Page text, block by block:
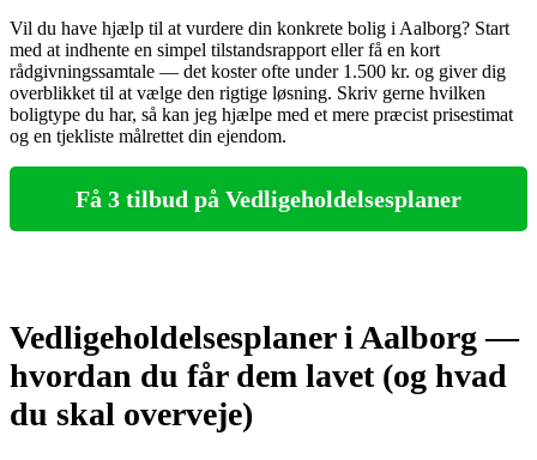
Vil du have hjælp til at vurdere din konkrete bolig i Aalborg? Start
med at indhente en simpel tilstandsrapport eller få en kort
rådgivningssamtale — det koster ofte under 1.500 kr. og giver dig
overblikket til at vælge den rigtige løsning. Skriv gerne hvilken
boligtype du har, så kan jeg hjælpe med et mere præcist prisestimat
og en tjekliste målrettet din ejendom.
Få 3 tilbud på Vedligeholdelsesplaner
Vedligeholdelsesplaner i Aalborg —
hvordan du får dem lavet (og hvad
du skal overveje)